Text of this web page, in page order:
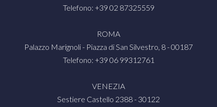
Telefono: +39 02 87325559
ROMA
Palazzo Marignoli - Piazza di San Silvestro, 8 - 00187
Telefono: +39 06 99312761
VENEZIA
Sestiere Castello 2388 - 30122